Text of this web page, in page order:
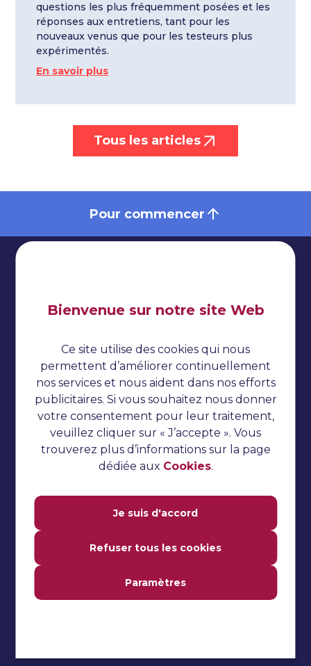
questions les plus fréquemment posées et les
réponses aux entretiens, tant pour les
nouveaux venus que pour les testeurs plus
expérimentés.
En savoir plus
Tous les articles
Pour commencer
Impressum
Cookies
Tests automatisés
Tutoriel TestNG
Tutoriel sur le concombre
Questions d'entretien
Tutoriel Jmeter
Tests manuels
Bienvenue sur notre site Web
Ce site utilise des cookies qui nous
permettent d’améliorer continuellement
nos services et nous aident dans nos efforts
publicitaires. Si vous souhaitez nous donner
votre consentement pour leur traitement,
veuillez cliquer sur « J’accepte ». Vous
trouverez plus d’informations sur la page
dédiée aux Cookies.
Je suis d'accord
Refuser tous les cookies
Paramètres